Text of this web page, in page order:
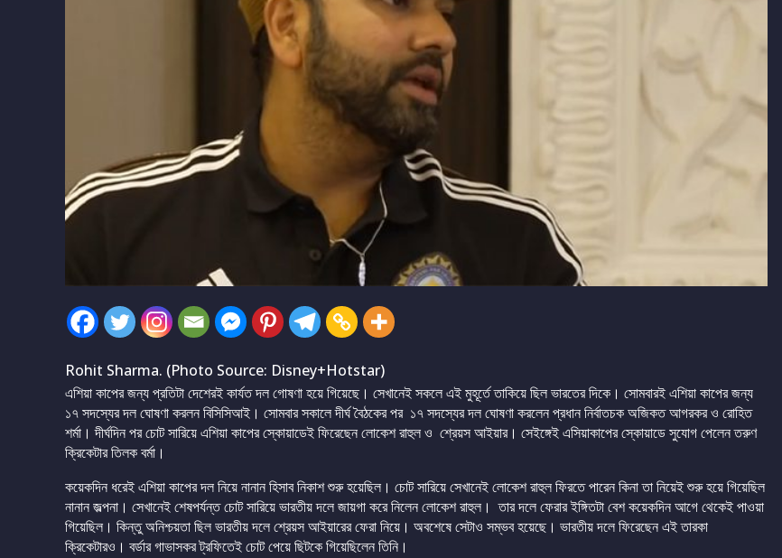
Rohit Sharma. (Photo Source: Disney+Hotstar)
এশিয়া কাপের জন্য প্রতিটা দেশেরই কার্যত দল গোষণা হয়ে গিয়েছে। সেখানেই সকলে এই মুহূর্তে তাকিয়ে ছিল ভারতের দিকে। সোমবারই এশিয়া কাপের জন্য
১৭ সদস্যের দল ঘোষণা করলন বিসিসিআই। সোমবার সকালে দীর্ঘ বৈঠকের পর ১৭ সদস্যের দল ঘোষণা করলেন প্রধান নির্বাতচক অজিকত আগরকর ও রোহিত
শর্মা। দীর্ঘদিন পর চোট সারিয়ে এশিয়া কাপের স্কোয়াডেই ফিরেছেন লোকেশ রাহুল ও শ্রেয়স আইয়ার। সেইঙ্গেই এসিয়াকাপের স্কোয়াডে সুযোগ পেলেন তরুণ
ক্রিকেটার তিলক বর্মা।
কয়েকদিন ধরেই এশিয়া কাপের দল নিয়ে নানান হিসাব নিকাশ শুরু হয়েছিল। চোট সারিয়ে সেখানেই লোকেশ রাহুল ফিরতে পারেন কিনা তা নিয়েই শুরু হয়ে গিয়েছিল
নানান জল্পনা। সেখানেই শেষপর্যন্ত চোট সারিয়ে ভারতীয় দলে জায়গা করে নিলেন লোকেশ রাহুল। তার দলে ফেরার ইঙ্গিতটা বেশ কয়েকদিন আগে থেকেই পাওয়া
গিয়েছিল। কিন্তু অনিশ্চয়তা ছিল ভারতীয় দলে শ্রেয়স আইয়ারের ফেরা নিয়ে। অবশেষে সেটাও সম্ভব হয়েছে। ভারতীয় দলে ফিরেছেন এই তারকা
ক্রিকেটারও। বর্ডার গাভাসকর ট্রফিতেই চোট পেয়ে ছিটকে গিয়েছিলেন তিনি।